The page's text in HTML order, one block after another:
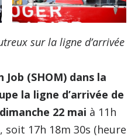
sur la ligne d’arrivée
(SHOM) dans la
la ligne d’arrivée de
22 mai à 11h
soit 17h 18m 30s (heure